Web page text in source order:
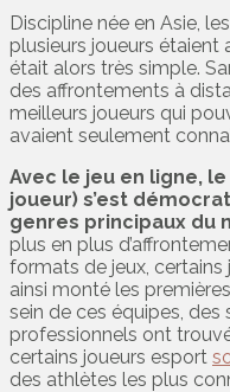
Discipline née en Asie,
plusieurs joueurs étaient
était alors très simple.
des affrontements à
meilleurs joueurs qui
avaient seulement
Avec le jeu en ligne,
joueur) s’est
genres principaux du
plus en plus
formats de jeux,
ainsi monté les premières
sein de ces équipes,
professionnels ont
certains joueurs esport
des athlètes les plus